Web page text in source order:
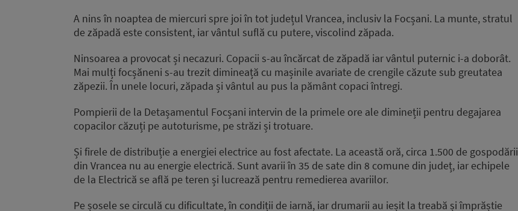
A nins în noaptea de miercuri spre joi în tot județul Vrancea, inclusiv la Focșani. La munte, stratul
de zăpadă este consistent, iar vântul suflă cu putere, viscolind zăpada.
Ninsoarea a provocat și necazuri. Copacii s-au încărcat de zăpadă iar vântul puternic i-a doborât.
Mai mulți focșăneni s-au trezit dimineață cu mașinile avariate de crengile căzute sub greutatea
zăpezii. În unele locuri, zăpada și vântul au pus la pământ copaci întregi.
Pompierii de la Detașamentul Focșani intervin de la primele ore ale dimineții pentru degajarea
copacilor căzuți pe autoturisme, pe străzi și trotuare.
Și firele de distribuție a energiei electrice au fost afectate. La această oră, circa 1.500 de gospodării
din Vrancea nu au energie electrică. Sunt avarii în 35 de sate din 8 comune din județ, iar echipele
de la Electrică se află pe teren și lucrează pentru remedierea avariilor.
Pe șosele se circulă cu dificultate, în condiții de iarnă, iar drumarii au ieșit la treabă și împrăștie